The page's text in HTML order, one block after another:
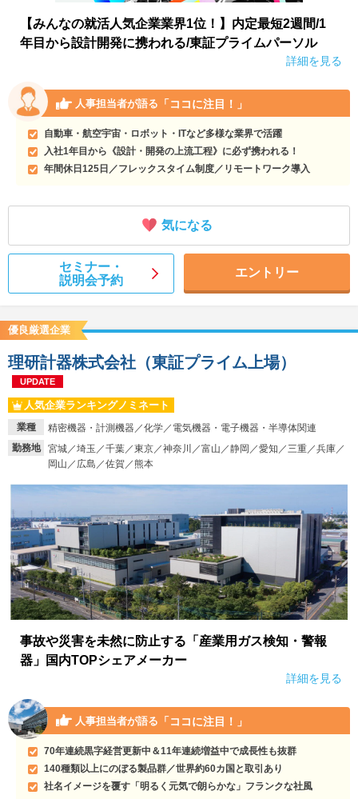
【みんなの就活人気企業業界1位！】内定最短2週間/1
年目から設計開発に携われる/東証プライムパーソル
詳細を見る
人事担当者が語る 「ココに注目！」
自動車・航空宇宙・ロボット・ITなど多様な業界で活躍
入社1年目から《設計・開発の上流工程》に必ず携われる！
年間休日125日／フレックスタイム制度／リモートワーク導入
気になる
セミナー・
説明会予約
エントリー
優良厳選企業
業種
精密機器・計測機器／化学／電気機器・電子機器・半導体関連
勤務地
宮城／埼玉／千葉／東京／神奈川／富山／静岡／愛知／三重／兵庫／
岡山／広島／佐賀／熊本
理研計器株式会社（東証プライム上場）
UPDATE
人気企業ランキングノミネート
事故や災害を未然に防止する「産業用ガス検知・警報
器」国内TOPシェアメーカー
詳細を見る
人事担当者が語る 「ココに注目！」
70年連続黒字経営更新中＆11年連続増益中で成長性も抜群
140種類以上にのぼる製品群／世界約60カ国と取引あり
社名イメージを覆す「明るく元気で朗らかな」フランクな社風